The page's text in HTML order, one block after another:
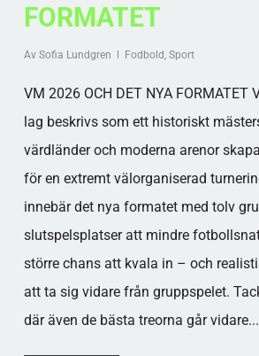
FORMATET
Av Sofia Lundgren Fodbold Sport
VM 2026 OCH DET NYA FORMATET
lag beskrivs som ett historiskt
värdländer och moderna arenor
för en extremt välorganiserad
innebär det nya formatet med tolv
slutspelsplatser att mindre
större chans att kvala in – och
att ta sig vidare från gruppspelet.
där även de bästa treorna går vidare...